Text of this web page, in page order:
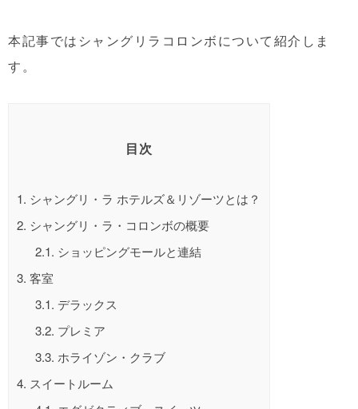
本記事ではシャングリラコロンボについて紹介しま
す。
目次
1. シャングリ・ラ ホテルズ＆リゾーツとは？
2. シャングリ・ラ・コロンボの概要
2.1. ショッピングモールと連結
3. 客室
3.1. デラックス
3.2. プレミア
3.3. ホライゾン・クラブ
4. スイートルーム